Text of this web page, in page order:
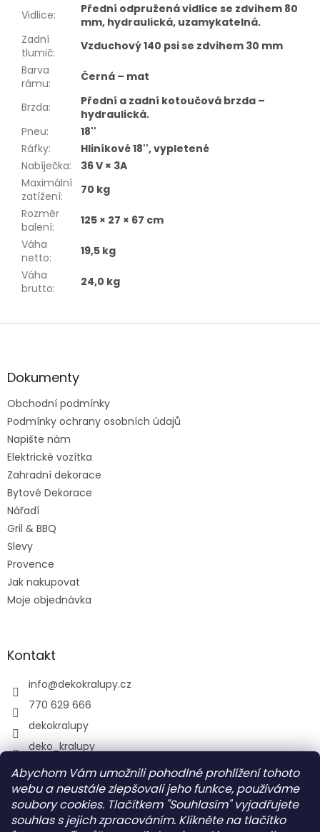
Abychom Vám umožnili pohodlné prohlížení tohoto
webu a neustále zlepšovali jeho funkce, používáme
soubory cookies. Tlačítkem "Souhlasím" vyjadřujete
souhlas s jejich zpracováním. Klikněte na tlačítko
Vidlice:
Přední odpružená vidlice se zdvihem 80
mm, hydraulická, uzamykatelná.
Zadní
tlumič:
Vzduchový 140 psi se zdvihem 30 mm
Barva
rámu: Černá – mat
Brzda:
Přední a zadní kotoučová brzda –
hydraulická.
Pneu:
18''
Ráfky:
Hliníkové 18'', vypletené
Nabíječka:
36 V × 3A
Maximální
zatížení:
70 kg
Rozměr
balení:
125 × 27 × 67 cm
Váha
netto:
19,5 kg
Váha
brutto: 24,0 kg
Z
aDokumenty
Obchodní podmínky
Podmínky ochrany osobních údajů
Napište nám
Elektrické vozítka
Zahradní dekorace
Bytové Dekorace
Nářadí
Gril & BBQ
Slevy
Provence
Jak nakupovat
Moje objednávka
Kontakt
info@dekokralupy.cz
770 629 666
dekokralupy
deko_kralupy
Vyhledávání
HLEDAT